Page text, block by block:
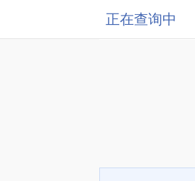
正在查询中